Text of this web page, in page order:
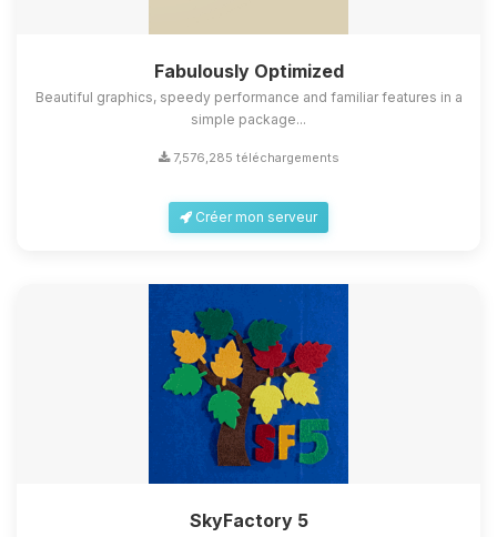
Fabulously Optimized
Beautiful graphics, speedy performance and familiar features in a
simple package...
7,576,285 téléchargements
Créer mon serveur
SkyFactory 5